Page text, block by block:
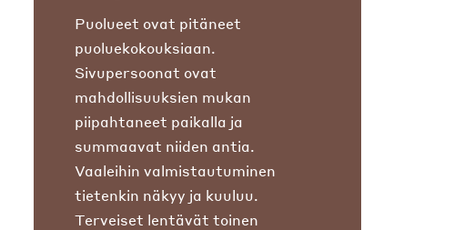
Puolueet ovat pitäneet
puoluekokouksiaan.
Sivupersoonat ovat
mahdollisuuksien mukan
piipahtaneet paikalla ja
summaavat niiden antia.
Vaaleihin valmistautuminen
tietenkin näkyy ja kuuluu.
Terveiset lentävät toinen